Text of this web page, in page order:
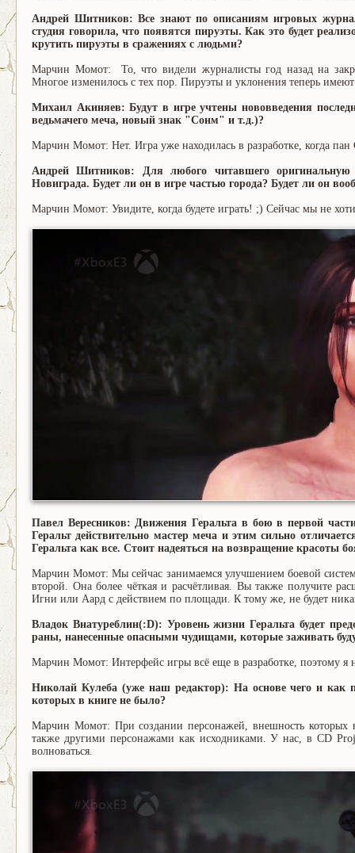
Андрей Шитников: Все знают по описаниям игровых
студия говорила, что появятся пируэты. Как это будет
крутить пируэты в сражениях с людьми?
Марчин Момот: То, что видели журналисты год назад на
Многое изменилось с тех пор. Пируэты и уклонения теперь
Михаил Акиняев: Будут в игре учтены нововведения
ведьмачего меча, новый знак "Сонм" и т.д.)?
Марчин Момот: Нет. Игра уже находилась в разработке, когда
Андрей Шитников: Для любого читавшего
Новиграда. Будет ли он в игре частью города? Будет ли он
Марчин Момот: Увидите, когда будете играть! ;) Сейчас мы не
Павел Вересников: Движения Геральта в бою в первой
Геральт действительно мастер меча и этим сильно
Геральта как все. Стоит надеяться на возвращение красоты
Марчин Момот: Мы сейчас занимаемся улучшением боевой
второй. Она более чёткая и расчётливая. Вы также получите
Игни или Аард с действием по площади. К тому же, не будет
Владок Внатуреблин(:D): Уровень жизни Геральта будет
раны, нанесенные опасными чудищами, которые заживать
Марчин Момот: Интерфейс игры всё еще в разработке, поэтому я
Николай Кулеба (уже наш редактор): На основе чего и как
которых в книге не было?
Марчин Момот: При создании персонажей, внешность которых
также другими персонажами как исходниками. У нас, в CD
волноваться.